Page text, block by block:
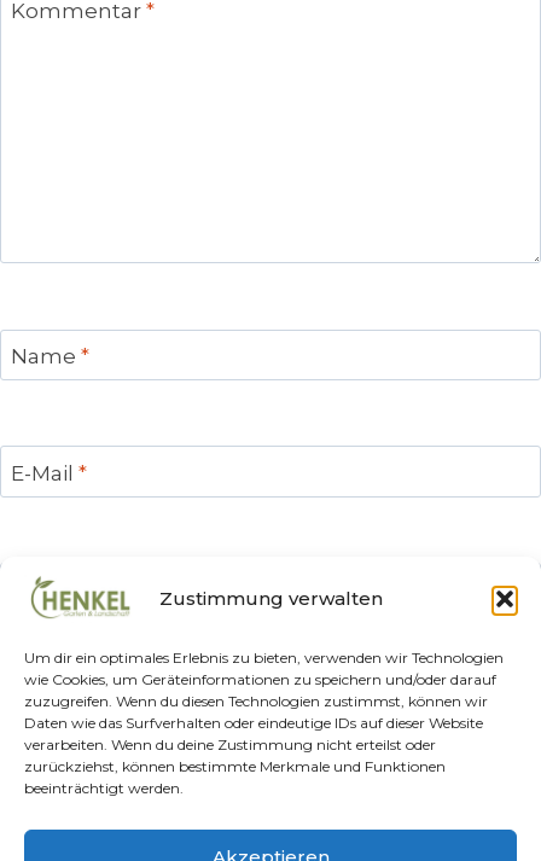
Zustimmung verwalten
Um dir ein optimales Erlebnis zu bieten, verwenden wir Technologien
wie Cookies, um Geräteinformationen zu speichern und/oder darauf
zuzugreifen. Wenn du diesen Technologien zustimmst, können wir
Daten wie das Surfverhalten oder eindeutige IDs auf dieser Website
verarbeiten. Wenn du deine Zustimmung nicht erteilst oder
zurückziehst, können bestimmte Merkmale und Funktionen
beeinträchtigt werden.
Akzeptieren
Kommentar *
Name *
E-Mail *
Website
Name, E-Mail-Adresse und Website in diesem Browser
für meinen nächsten Kommentar speichern.
Impressum